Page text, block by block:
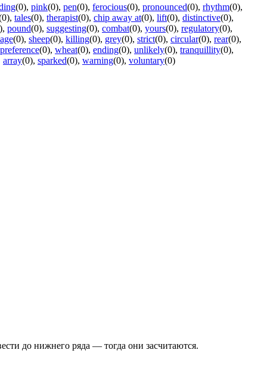
(0), pink(0), pen(0), ferocious(0), pronounced(0), rhythm(0),
, tales(0), therapist(0), chip away at(0), lift(0), distinctive(0),
, pound(0), suggesting(0), combat(0), yours(0), regulatory(0),
(0), sheep(0), killing(0), grey(0), strict(0), circular(0), rear(0),
preference(0), wheat(0), ending(0), unlikely(0), tranquillity(0),
array(0), sparked(0), warning(0), voluntary(0)
до нижнего ряда — тогда они засчитаются.